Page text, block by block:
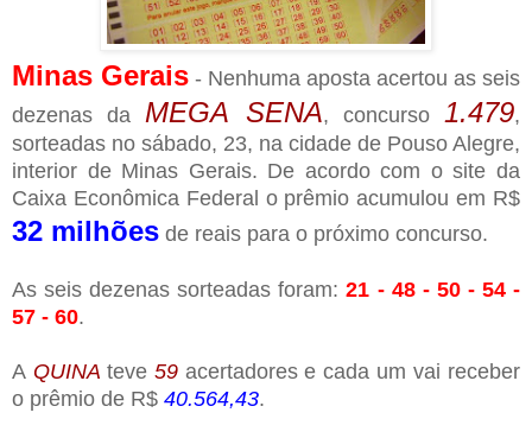
Minas Gerais - Nenhuma aposta acertou as seis
dezenas daMEGA SENA, concurso1.479,
sorteadas no sábado, 23, na cidade de Pouso Alegre,
interior de Minas Gerais. De acordo com o site da
Caixa Econômica Federal o prêmio acumulou em R$
32 milhões de reais para o próximo concurso.
As seis dezenas sorteadas foram:21 - 48 - 50 - 54 -
57 - 60.
A QUINA teve 59acertadores e cada um vai receber
o prêmio de R$ 40.564,43.